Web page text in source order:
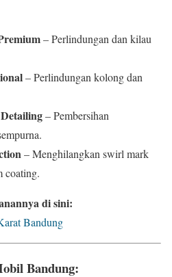
– Perlindungan dan kilau
– Perlindungan kolong dan
– Pembersihan
– Menghilangkan swirl mark
coating.
di sini:
Bandung
Bandung: